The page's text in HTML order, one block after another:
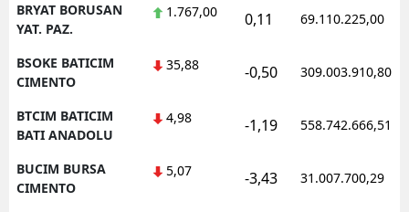
BRYAT BORUSAN
YAT. PAZ.
1.767,00 0,11 69.110.225,00
BSOKE BATICIM
CIMENTO
35,88 -0,50 309.003.910,80
BTCIM BATICIM
BATI ANADOLU
4,98 -1,19 558.742.666,51
BUCIM BURSA
CIMENTO
5,07 -3,43 31.007.700,29